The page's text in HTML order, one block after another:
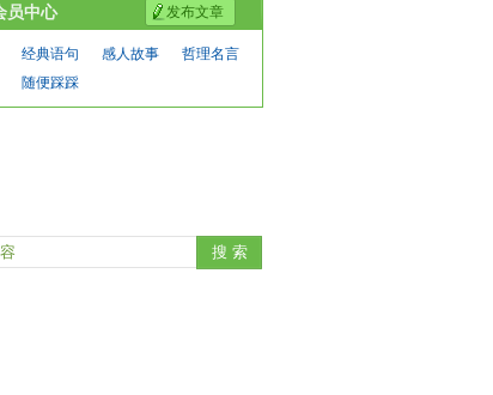
发布文章
员中心
经典语句 感人故事
哲理名言
随便踩踩